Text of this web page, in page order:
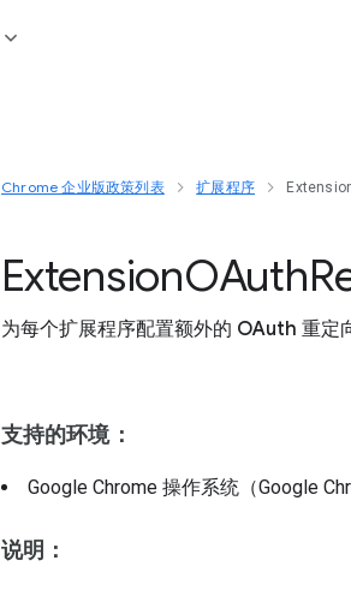
Chrome 企业版政策列表 扩展程序
ExtensionOAuth
为每个扩展程序配置额外的 OAuth 重定
支持的环境：
Google Chrome 操作系统（Google
说明：